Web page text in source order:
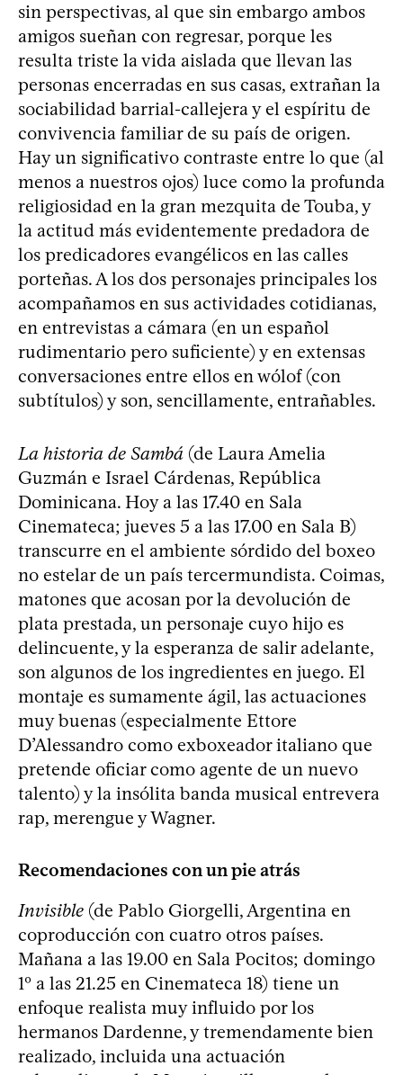
sin perspectivas, al que sin embargo ambos
amigos sueñan con regresar, porque les
resulta triste la vida aislada que llevan las
personas encerradas en sus casas, extrañan la
sociabilidad barrial-callejera y el espíritu de
convivencia familiar de su país de origen.
Hay un significativo contraste entre lo que (al
menos a nuestros ojos) luce como la profunda
religiosidad en la gran mezquita de Touba, y
la actitud más evidentemente predadora de
los predicadores evangélicos en las calles
porteñas. A los dos personajes principales los
acompañamos en sus actividades cotidianas,
en entrevistas a cámara (en un español
rudimentario pero suficiente) y en extensas
conversaciones entre ellos en wólof (con
subtítulos) y son, sencillamente, entrañables.
La historia de Sambá (de Laura Amelia
Guzmán e Israel Cárdenas, República
Dominicana. Hoy a las 17.40 en Sala
Cinemateca; jueves 5 a las 17.00 en Sala B)
transcurre en el ambiente sórdido del boxeo
no estelar de un país tercermundista. Coimas,
matones que acosan por la devolución de
plata prestada, un personaje cuyo hijo es
delincuente, y la esperanza de salir adelante,
son algunos de los ingredientes en juego. El
montaje es sumamente ágil, las actuaciones
muy buenas (especialmente Ettore
D’Alessandro como exboxeador italiano que
pretende oficiar como agente de un nuevo
talento) y la insólita banda musical entrevera
rap, merengue y Wagner.
Recomendaciones con un pie atrás
Invisible (de Pablo Giorgelli, Argentina en
coproducción con cuatro otros países.
Mañana a las 19.00 en Sala Pocitos; domingo
1º a las 21.25 en Cinemateca 18) tiene un
enfoque realista muy influido por los
hermanos Dardenne, y tremendamente bien
realizado, incluida una actuación